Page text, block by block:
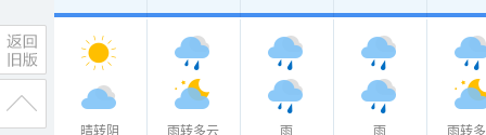
晴转阴 雨转多云 雨 雨 雨转